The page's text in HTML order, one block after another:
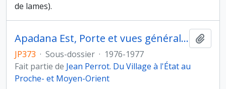
de lames).
Apadana Est, Porte et vues générales de l'habitat
JP373 · Sous-dossier · 1976-1977
Fait partie de Jean Perrot. Du Village à l'État au
Proche- et Moyen-Orient